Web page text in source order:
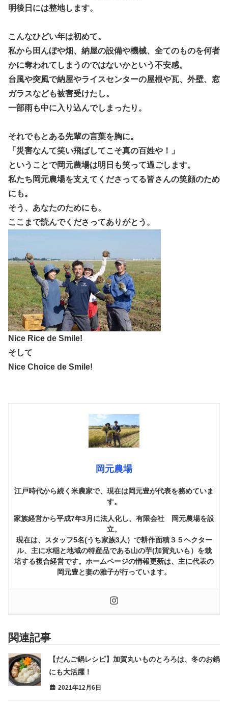
明後日には整地します。
こんなひどい年は初めて。
私から田んぼや畑、納屋の設備や機械、全てのものを何者
かに奪われてしまうのではないかという不安感。
台風や突風で納屋やライスセンターの屋根や瓦、外壁、窓
ガラスなども被害受けたし。
一部雨も中に入り込んでしまったり。
それでもとある先輩の言葉を胸に。
「災害なんて笑い飛ばしてこそ真の百姓や！」
ということで岡元農場は明日も笑って過ごします。
私たち岡元農場を支えてくださってる皆さんの笑顔のため
にも。
そう、あなたのためにも。
ここまで読んでくださってありがとう。
Nice Rice de Smile!
そして
Nice Choice de Smile!
岡元農場
江戸時代から続く米農家で、現在は岡元豊が代表を務めていま
す。
家族経営から平成7年3月に法人化し、有限会社 岡元農場を設
立。
現在は、スタッフ5名(うち家族3人）で耕作面積３５ヘクター
ル、主に水稲と地域の特産品である山の芋(加賀丸いも）を栽
培する複合経営です。ホームページの情報更新は、主に代表の
岡元豊と妻の雅子が行っています。
関連記事
【だんご鍋レシピ】加賀丸いものとろろは、冬のお鍋
にも大活躍！
2021年12月6日